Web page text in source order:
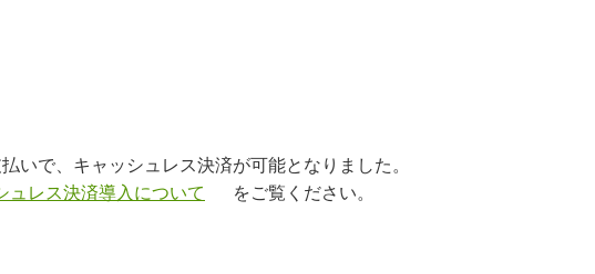
で、キャッシュレス決済が可能となりました。
レス決済導入について
をご覧ください。